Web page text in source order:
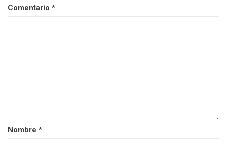
Comentario *
Nombre *